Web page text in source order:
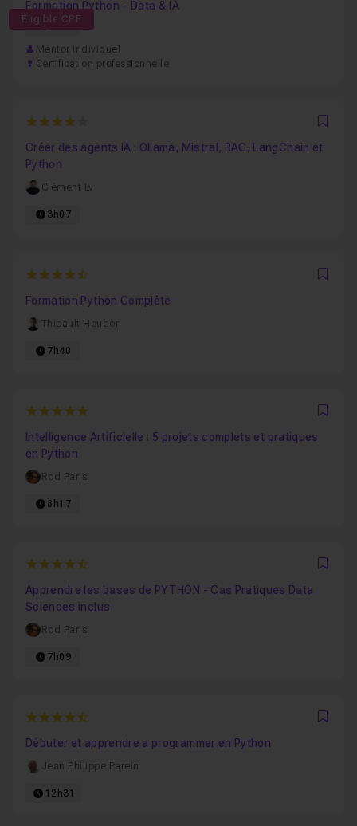
Éligible CPF
Formation Python - Data & IA
56h
Mentor individuel
Certification professionnelle
4
Créer des agents IA : Ollama, Mistral, RAG, LangChain et
Python
Clément Lv
3h07
4.8
Formation Python Complète
Thibault Houdon
7h40
5
Intelligence Artificielle : 5 projets complets et pratiques
en Python
Rod Paris
8h17
4.6
Apprendre les bases de PYTHON - Cas Pratiques Data
Sciences inclus
Rod Paris
7h09
4.9230769230769
Débuter et apprendre a programmer en Python
Jean Philippe Parein
12h31